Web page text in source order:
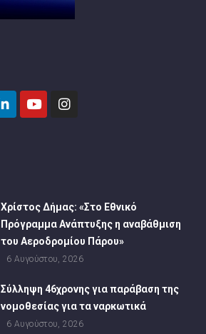
Χρίστος Δήμας: «Στο Εθνικό
Πρόγραμμα Ανάπτυξης η αναβάθμιση
του Αεροδρομίου Πάρου»
6 Αυγούστου, 2026
Σύλληψη 46χρονης για παράβαση της
νομοθεσίας για τα ναρκωτικά
6 Αυγούστου, 2026